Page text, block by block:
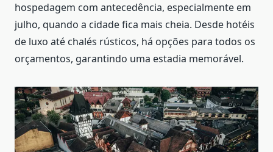
hospedagem com antecedência, especialmente em
julho, quando a cidade fica mais cheia. Desde hotéis
de luxo até chalés rústicos, há opções para todos os
orçamentos, garantindo uma estadia memorável.